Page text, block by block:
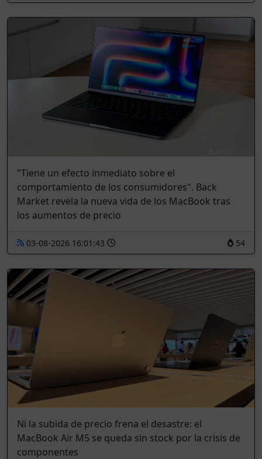
"Tiene un efecto inmediato sobre el
comportamiento de los consumidores". Back
Market revela la nueva vida de los MacBook tras
los aumentos de precio
54
03-08-2026 16:01:43
Ni la subida de precio frena el desastre: el
MacBook Air M5 se queda sin stock por la crisis de
componentes